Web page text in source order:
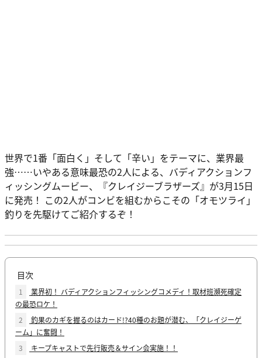
世界で1番「面白く」そして「辛い」をテーマに、業界最
強……いやある意味最恐の2人による、バディアクションフ
ィッシングムービー、『クレイジーブラザーズ』が3月15日
に発売！ この2人がコンビを組むからこその「オモツライ」
釣りを先駆けてご紹介するぞ！
目次
1
業界初！ バディアクションフィッシングコメディ！取材班瀕死確定
の最恐ロケ！
2
釣果のカギを握るのはカード!?40種のお題が潜む、「クレイジーゲ
ーム」に奮闘！
3
キープキャストで先行販売＆サイン会実施！！